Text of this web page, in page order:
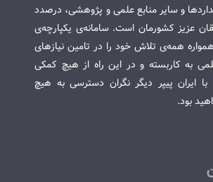
و سایر منابع علمی و پژوهشی، درصدد
عزیز کشورمان است. سامانه‌ی یکپارچه‌ی
همواره همه‌ی تلاش خود را در تامین نیازهای
به کاربسته و در این راه از هیچ کمکی
با ایران پیپر دیگر نگران دسترسی به هیچ
بود.